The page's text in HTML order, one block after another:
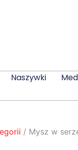
Naszywki
/ Mysz w